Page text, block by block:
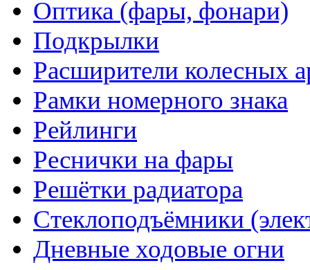
Оптика (фары, фонари)
Подкрылки
Расширители колесных
Рамки номерного знака
Рейлинги
Реснички на фары
Решётки радиатора
Стеклоподъёмники
Дневные ходовые огни